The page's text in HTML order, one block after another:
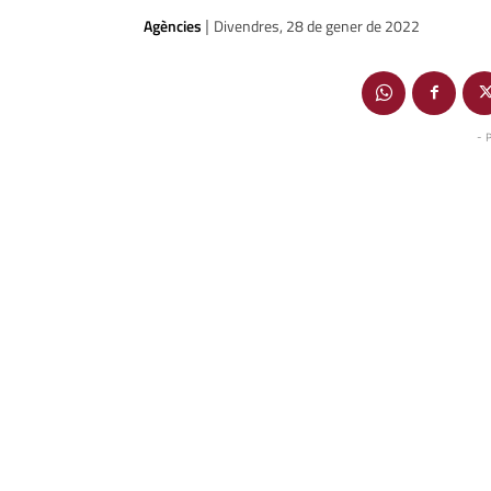
Agències | Divendres, 28 de gener de 2022
-